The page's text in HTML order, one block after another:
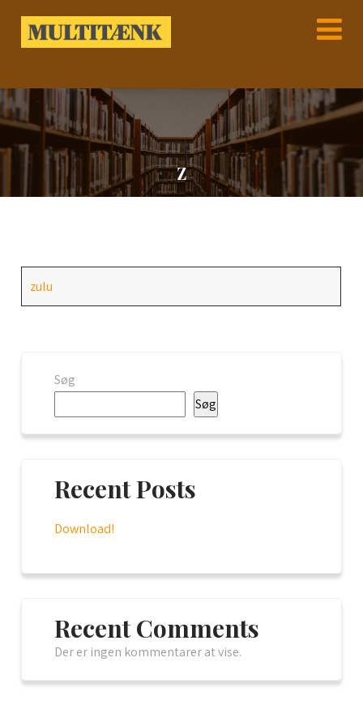
Z
zulu
Søg
Søg
Recent Posts
Download!
Recent Comments
Der er ingen kommentarer at vise.